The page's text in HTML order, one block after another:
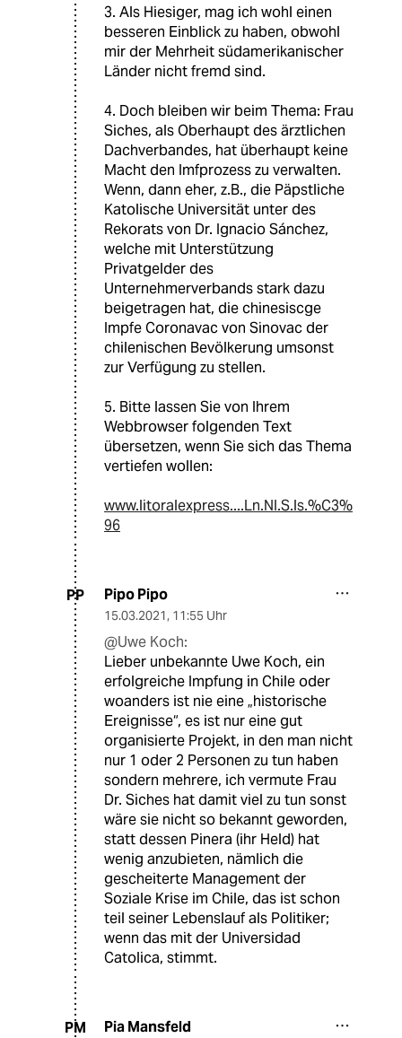
3. Als Hiesiger, mag ich wohl einen
besseren Einblick zu haben, obwohl
mir der Mehrheit südamerikanischer
Länder nicht fremd sind.
4. Doch bleiben wir beim Thema: Frau
Siches, als Oberhaupt des ärztlichen
Dachverbandes, hat überhaupt keine
Macht den Imfprozess zu verwalten.
Wenn, dann eher, z.B., die Päpstliche
Katolische Universität unter des
Rekorats von Dr. Ignacio Sánchez,
welche mit Unterstützung
Privatgelder des
Unternehmerverbands stark dazu
beigetragen hat, die chinesiscge
Impfe Coronavac von Sinovac der
chilenischen Bevölkerung umsonst
zur Verfügung zu stellen.
5. Bitte lassen Sie von Ihrem
Webbrowser folgenden Text
übersetzen, wenn Sie sich das Thema
vertiefen wollen:
www.litoralexpress....Ln.NI.S.ls.%C3%
96
PP Pipo Pipo
15.03.2021, 11:55 Uhr
@Uwe Koch:
Lieber unbekannte Uwe Koch, ein
erfolgreiche Impfung in Chile oder
woanders ist nie eine „historische
Ereignisse“, es ist nur eine gut
organisierte Projekt, in den man nicht
nur 1 oder 2 Personen zu tun haben
sondern mehrere, ich vermute Frau
Dr. Siches hat damit viel zu tun sonst
wäre sie nicht so bekannt geworden,
statt dessen Pinera (ihr Held) hat
wenig anzubieten, nämlich die
gescheiterte Management der
Soziale Krise im Chile, das ist schon
teil seiner Lebenslauf als Politiker;
wenn das mit der Universidad
Catolica, stimmt.
PM Pia Mansfeld